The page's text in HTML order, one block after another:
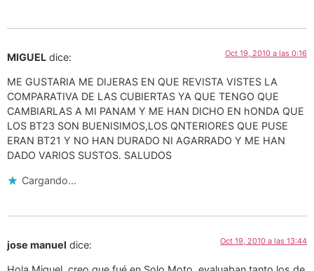
MIGUEL dice: Oct 19, 2010 a las 0:16
ME GUSTARIA ME DIJERAS EN QUE REVISTA VISTES LA
COMPARATIVA DE LAS CUBIERTAS YA QUE TENGO QUE
CAMBIARLAS A MI PANAM Y ME HAN DICHO EN hONDA QUE
LOS BT23 SON BUENISIMOS,LOS QNTERIORES QUE PUSE
ERAN BT21 Y NO HAN DURADO NI AGARRADO Y ME HAN
DADO VARIOS SUSTOS. SALUDOS
Cargando...
jose manuel dice: Oct 19, 2010 a las 13:44